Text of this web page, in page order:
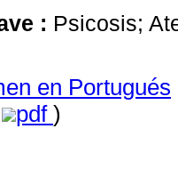
: Psicosis;
en Portugués
pdf )